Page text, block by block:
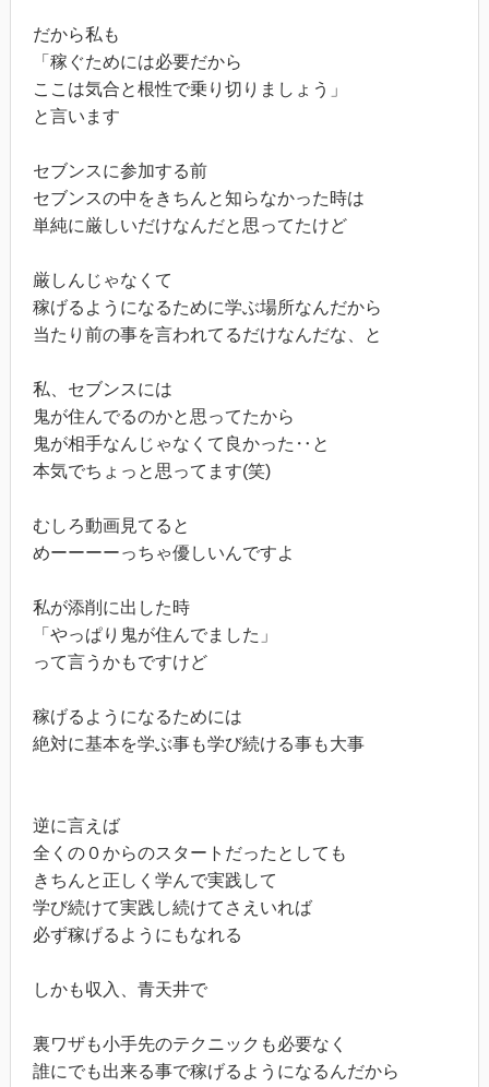
だから私も
「稼ぐためには必要だから
ここは気合と根性で乗り切りましょう」
と言います
セブンスに参加する前
セブンスの中をきちんと知らなかった時は
単純に厳しいだけなんだと思ってたけど
厳しんじゃなくて
稼げるようになるために学ぶ場所なんだから
当たり前の事を言われてるだけなんだな、と
私、セブンスには
鬼が住んでるのかと思ってたから
鬼が相手なんじゃなくて良かった‥と
本気でちょっと思ってます(笑)
むしろ動画見てると
めーーーーっちゃ優しいんですよ
私が添削に出した時
「やっぱり鬼が住んでました」
って言うかもですけど
稼げるようになるためには
絶対に基本を学ぶ事も学び続ける事も大事
逆に言えば
全くの０からのスタートだったとしても
きちんと正しく学んで実践して
学び続けて実践し続けてさえいれば
必ず稼げるようにもなれる
しかも収入、青天井で
裏ワザも小手先のテクニックも必要なく
誰にでも出来る事で稼げるようになるんだから